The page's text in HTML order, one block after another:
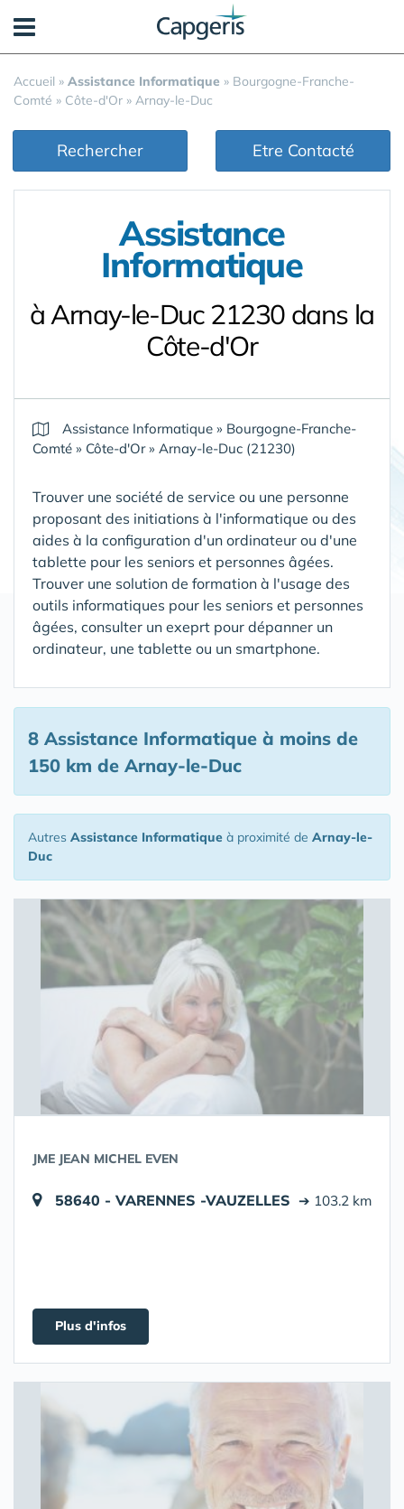
Accueil » Assistance Informatique » Bourgogne-Franche-
Comté » Côte-d'Or » Arnay-le-Duc
Rechercher Etre Contacté
Assistance
Informatique
à Arnay-le-Duc 21230 dans la
Côte-d'Or
Assistance Informatique » Bourgogne-Franche-
Comté » Côte-d'Or» Arnay-le-Duc (21230)
Trouver une société de service ou une personne
proposant des initiations à l'informatique ou des
aides à la configuration d'un ordinateur ou d'une
tablette pour les seniors et personnes âgées.
Trouver une solution de formation à l'usage des
outils informatiques pour les seniors et personnes
âgées, consulter un exeprt pour dépanner un
ordinateur, une tablette ou un smartphone.
8 Assistance Informatique à moins de
150 km de Arnay-le-Duc
Autres Assistance Informatique à proximité de Arnay-le-
Duc
JME JEAN MICHEL EVEN
58640 - VARENNES -VAUZELLES ➔ 103.2 km
Plus d'infos